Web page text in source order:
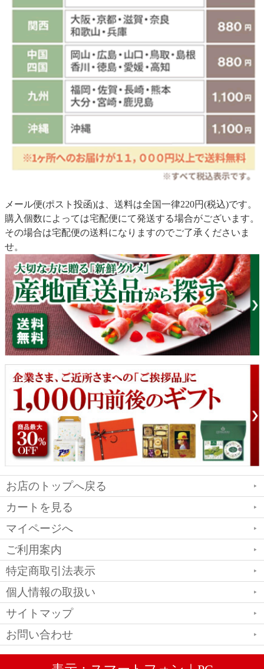
メール便(ポスト投函)は、送料は全国一律220円(税込)です。
購入個数によっては宅配便にて発送する場合がございます。
その場合は宅配便の送料になりますのでご了承くださいま
せ。
お店のトップへ戻る
カートを見る
マイページへ
ご利用案内
特定商取引法表示
個人情報の取扱い
サイトマップ
お問い合わせ